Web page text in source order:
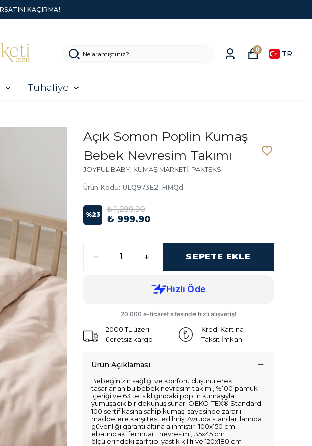
Tuhafiye
0 TR
Açık Somon Poplin Kumaş
Bebek Nevresim Takımı
JOYFUL BABY, KUMAŞ MARKETİ, PAKTEKS
Ürün Kodu: ULQ973E2-HMQd
%23
₺ 1,299.90
₺ 999.90
SEPETE EKLE
2000 TL üzeri
ücretsiz kargo
Kredi Kartına
Taksit İmkanı
Ürün Açıklaması
Bebeğinizin sağlığı ve konforu düşünülerek
tasarlanan bu bebek nevresim takımı, %100 pamuk
içeriği ve 63 tel sıklığındaki poplin kumaşıyla
yumuşacık bir dokunuş sunar. OEKO-TEX® Standard
100 sertifikasına sahip kumaşı sayesinde zararlı
maddelere karşı test edilmiş, Avrupa standartlarında
güvenliği garanti altına alınmıştır. 100x150 cm
ebatındaki fermuarlı nevresimi, 35x45 cm
ölçülerindeki zarf tipi yastık kılıfı ve 120x180 cm